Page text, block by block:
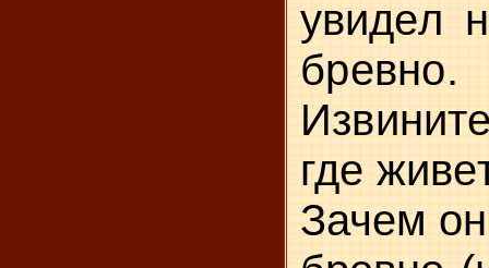
уви­дел
бревно.
где
Зачем